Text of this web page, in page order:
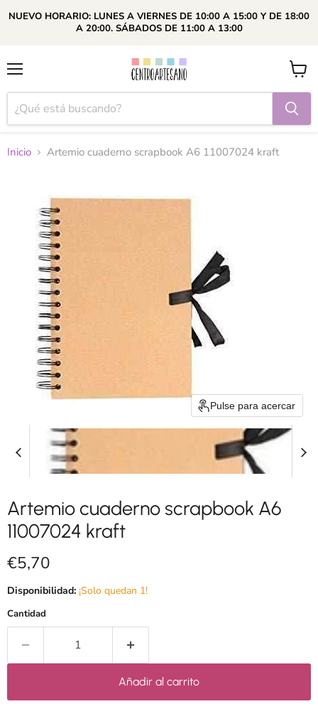
NUEVO HORARIO: LUNES A VIERNES DE 10:00 A 15:00 Y DE 18:00
A 20:00. SÁBADOS DE 11:00 A 13:00
Ver
carrito
Inicio Artemio cuaderno scrapbook A6 11007024 kraft
Pulse para acercar
Artemio cuaderno scrapbook A6
11007024 kraft
Precio actual
€5,70
Disponibilidad: ¡Solo quedan 1!
Cantidad
Añadir al carrito